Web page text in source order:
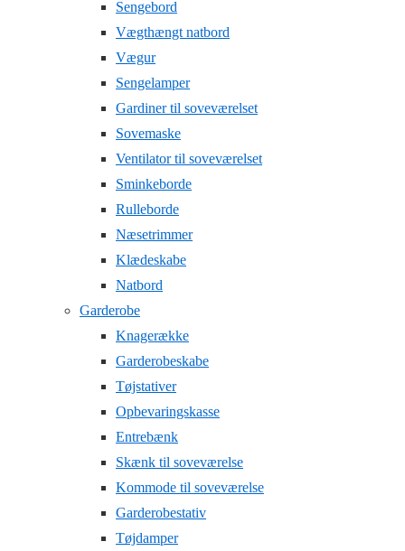
Sengebord
Vægthængt natbord
Vægur
Sengelamper
Gardiner til soveværelset
Sovemaske
Ventilator til soveværelset
Sminkeborde
Rulleborde
Næsetrimmer
Klædeskabe
Natbord
Garderobe
Knagerække
Garderobeskabe
Tøjstativer
Opbevaringskasse
Entrebænk
Skænk til soveværelse
Kommode til soveværelse
Garderobestativ
Tøjdamper